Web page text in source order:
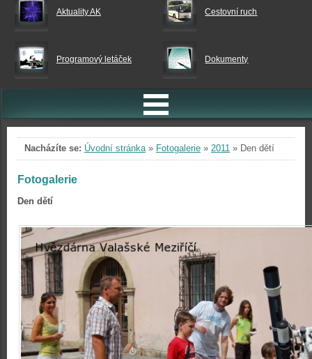
Aktuality AK Cestovní ruch
Programový letáček Dokumenty
Nacházíte se: Úvodní stránka» Fotogalerie » 2011 » Den dětí
Fotogalerie
Den dětí